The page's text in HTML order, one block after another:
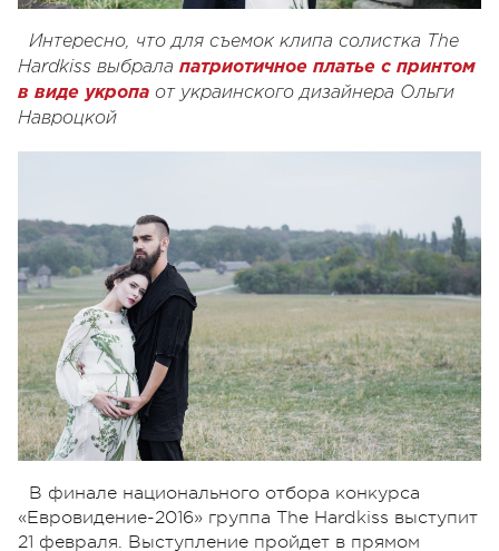
Интересно, что для съемок клипа солистка The
Hardkiss выбрала патриотичное платье с принтом
в виде укропа от украинского дизайнера Ольги
Навроцкой
В финале национального отбора конкурса
«Евровидение-2016» группа The Hardkiss выступит
21 февраля. Выступление пройдет в прямом